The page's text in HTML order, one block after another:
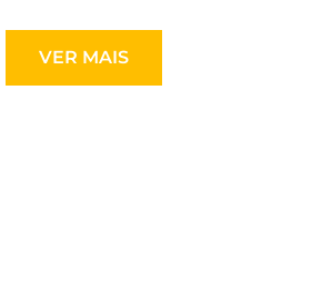
VER MAIS